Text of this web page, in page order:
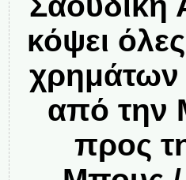
κόψει
χρημάτων
από την
προς